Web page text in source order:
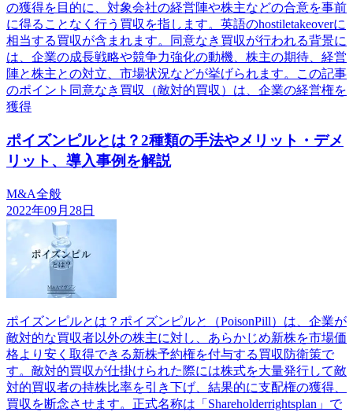
の獲得を目的に、対象会社の経営陣や株主などの合意を事前
に得ることなく行う買収を指します。英語のhostiletakeoverに
相当する買収が含まれます。同意なき買収が行われる背景に
は、企業の成長戦略や競争力強化の動機、株主の期待、経営
陣と株主との対立、市場状況などが挙げられます。この記事
のポイント同意なき買収（敵対的買収）は、企業の経営権を
獲得
ポイズンピルとは？2種類の手法やメリット・デメ
リット、導入事例を解説
M&A全般
2022年09月28日
ポイズンピルとは？ポイズンピルと（PoisonPill）は、企業が
敵対的な買収者以外の株主に対し、あらかじめ新株を市場価
格より安く取得できる新株予約権を付与する買収防衛策で
す。敵対的買収が仕掛けられた際には株式を大量発行して敵
対的買収者の持株比率を引き下げ、結果的に支配権の獲得、
買収を断念させます。正式名称は「Shareholderrightsplan」で